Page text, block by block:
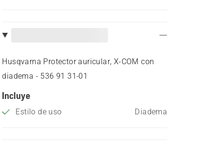
Husqvarna Protector auricular, X-COM con
diadema - 536 91 31‑01
Incluye
Estilo de uso Diadema